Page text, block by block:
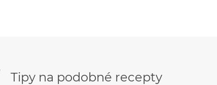
Tipy na podobné recepty